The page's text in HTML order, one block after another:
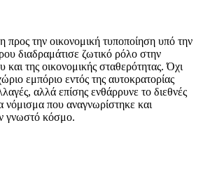
προς την οικονομική τυποποίηση υπό την
διαδραμάτισε ζωτικό ρόλο στην
της οικονομικής σταθερότητας. Όχι
εμπόριο εντός της αυτοκρατορίας
αλλά επίσης ενθάρρυνε το διεθνές
νόμισμα που αναγνωρίστηκε και
γνωστό κόσμο.